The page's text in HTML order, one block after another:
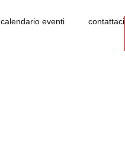
calendario eventi contattaci